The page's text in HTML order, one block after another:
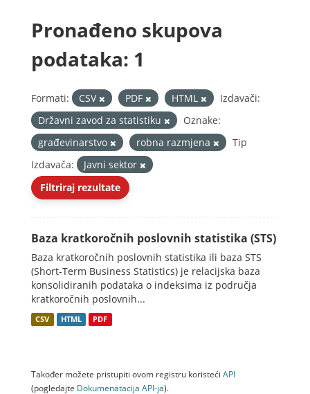
Pronađeno skupova
podataka: 1
Formati: CSV PDF HTML
Izdavači:
Državni zavod za statistiku
Oznake:
građevinarstvo
robna razmjena
Tip
Izdavača:
Javni sektor
Filtriraj rezultate
Baza kratkoročnih poslovnih statistika (STS)
Baza kratkoročnih poslovnih statistika ili baza STS
(Short-Term Business Statistics) je relacijska baza
konsolidiranih podataka o indeksima iz područja
kratkoročnih poslovnih...
CSV HTML PDF
Također možete pristupiti ovom registru koristeći API
(pogledajte Dokumenаtаcijа API-jа).